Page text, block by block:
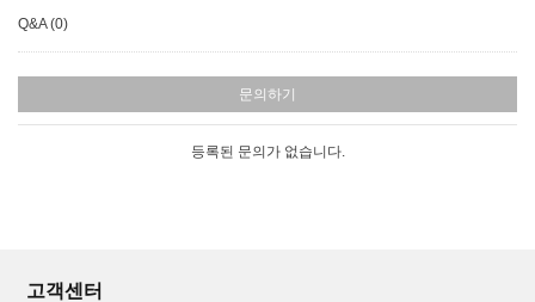
Q&A (0)
문의하기
등록된 문의가 없습니다.
고객센터